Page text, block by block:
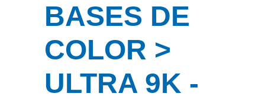
BASES DE
COLOR >
ULTRA 9K -